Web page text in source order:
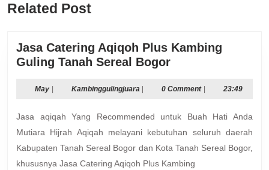
post:
Related Post
Jasa Catering Aqiqoh Plus Kambing
Guling Tanah Sereal BogorJasa
Aqiqoh
Kambing
Guling
Tanah
Sereal
MayMay KambinggulingjuaraKambinggulingjuara
0 Comment 23:49
Jasa aqiqah Yang Recommended untuk Buah Hati Anda
Mutiara Hijrah Aqiqah melayani kebutuhan seluruh daerah
Kabupaten Tanah Sereal Bogor dan Kota Tanah Sereal Bogor,
khususnya Jasa Catering Aqiqoh Plus Kambing